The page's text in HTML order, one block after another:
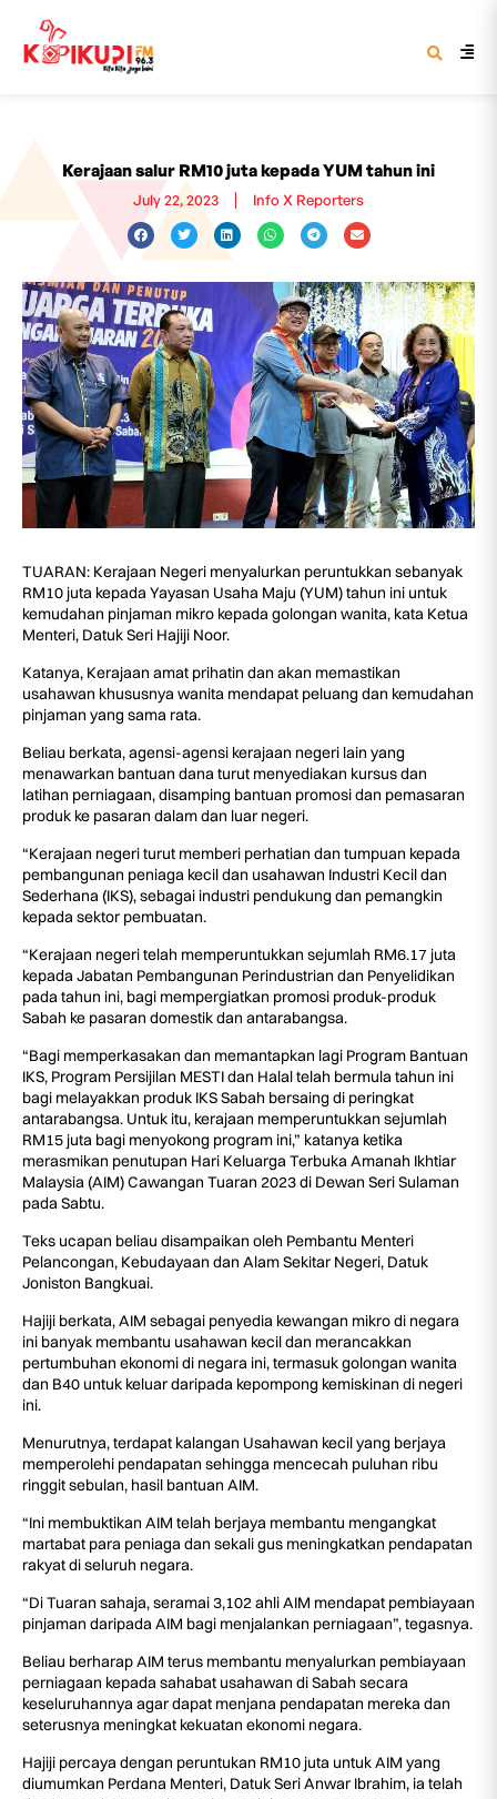
Kerajaan salur RM10 juta kepada YUM tahun ini
July 22, 2023 Info X Reporters
TUARAN: Kerajaan Negeri menyalurkan peruntukkan sebanyak
RM10 juta kepada Yayasan Usaha Maju (YUM) tahun ini untuk
kemudahan pinjaman mikro kepada golongan wanita, kata Ketua
Menteri, Datuk Seri Hajiji Noor.
Katanya, Kerajaan amat prihatin dan akan memastikan
usahawan khususnya wanita mendapat peluang dan kemudahan
pinjaman yang sama rata.
Beliau berkata, agensi-agensi kerajaan negeri lain yang
menawarkan bantuan dana turut menyediakan kursus dan
latihan perniagaan, disamping bantuan promosi dan pemasaran
produk ke pasaran dalam dan luar negeri.
“Kerajaan negeri turut memberi perhatian dan tumpuan kepada
pembangunan peniaga kecil dan usahawan Industri Kecil dan
Sederhana (IKS), sebagai industri pendukung dan pemangkin
kepada sektor pembuatan.
“Kerajaan negeri telah memperuntukkan sejumlah RM6.17 juta
kepada Jabatan Pembangunan Perindustrian dan Penyelidikan
pada tahun ini, bagi mempergiatkan promosi produk-produk
Sabah ke pasaran domestik dan antarabangsa.
“Bagi memperkasakan dan memantapkan lagi Program Bantuan
IKS, Program Persijilan MESTI dan Halal telah bermula tahun ini
bagi melayakkan produk IKS Sabah bersaing di peringkat
antarabangsa. Untuk itu, kerajaan memperuntukkan sejumlah
RM15 juta bagi menyokong program ini,” katanya ketika
merasmikan penutupan Hari Keluarga Terbuka Amanah Ikhtiar
Malaysia (AIM) Cawangan Tuaran 2023 di Dewan Seri Sulaman
pada Sabtu.
Teks ucapan beliau disampaikan oleh Pembantu Menteri
Pelancongan, Kebudayaan dan Alam Sekitar Negeri, Datuk
Joniston Bangkuai.
Hajiji berkata, AIM sebagai penyedia kewangan mikro di negara
ini banyak membantu usahawan kecil dan merancakkan
pertumbuhan ekonomi di negara ini, termasuk golongan wanita
dan B40 untuk keluar daripada kepompong kemiskinan di negeri
ini.
Menurutnya, terdapat kalangan Usahawan kecil yang berjaya
memperolehi pendapatan sehingga mencecah puluhan ribu
ringgit sebulan, hasil bantuan AIM.
“Ini membuktikan AIM telah berjaya membantu mengangkat
martabat para peniaga dan sekali gus meningkatkan pendapatan
rakyat di seluruh negara.
“Di Tuaran sahaja, seramai 3,102 ahli AIM mendapat pembiayaan
pinjaman daripada AIM bagi menjalankan perniagaan”, tegasnya.
Beliau berharap AIM terus membantu menyalurkan pembiayaan
perniagaan kepada sahabat usahawan di Sabah secara
keseluruhannya agar dapat menjana pendapatan mereka dan
seterusnya meningkat kekuatan ekonomi negara.
Hajiji percaya dengan peruntukan RM10 juta untuk AIM yang
diumumkan Perdana Menteri, Datuk Seri Anwar Ibrahim, ia telah